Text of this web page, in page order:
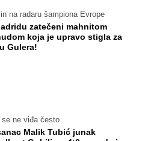
na radaru šampiona Evrope
zatečeni mahnitom
koja je upravo stigla za
Gulera!
se ne viđa često
Malik Tubić junak